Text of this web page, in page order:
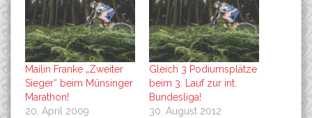
Mailin Franke „Zweiter
Sieger“ beim Münsinger
Marathon!
20. April 2009
Gleich 3 Podiumsplätze
beim 3. Lauf zur int.
Bundesliga!
30. August 2012